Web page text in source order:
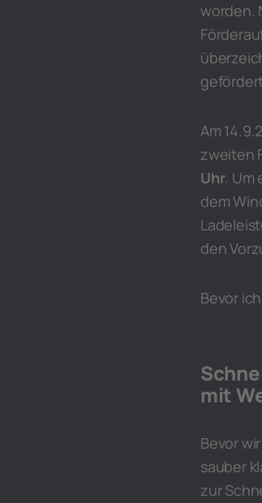
worden.
Am
zweiten
Uhr. Um
dem
den
Bevor
mit
Bevor
sauber
zur